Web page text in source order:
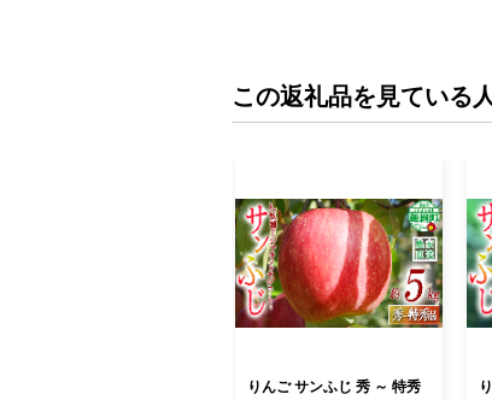
この返礼品を見ている
りんご サンふじ 秀 ～ 特秀